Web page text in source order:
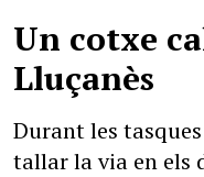
Un cotxe
Lluçanès
Durant les
tallar la via en els